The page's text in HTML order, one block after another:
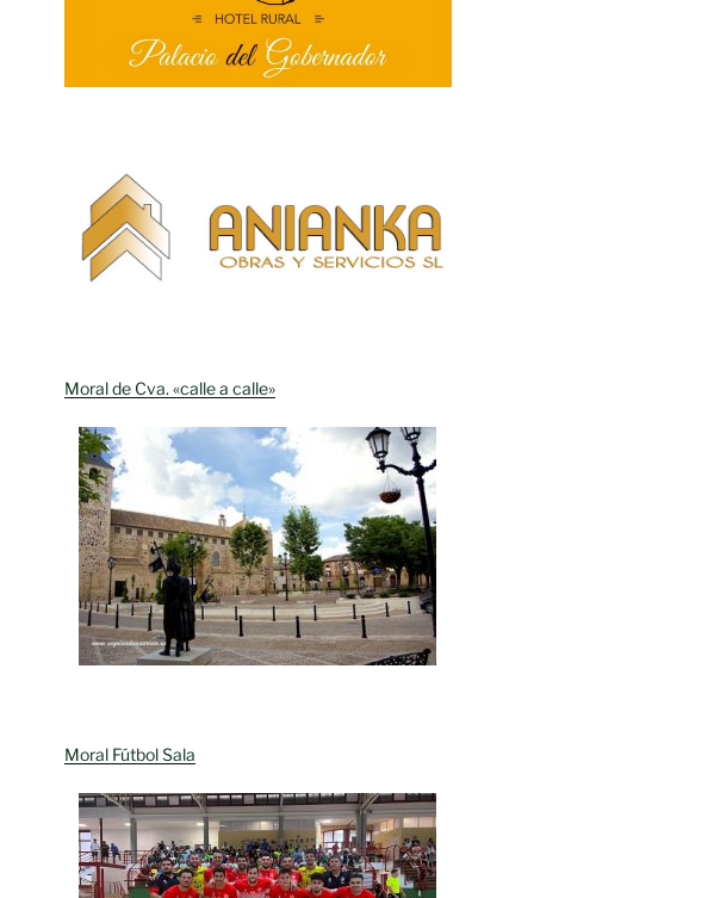
Moral de Cva. «calle a calle»
Moral Fútbol Sala